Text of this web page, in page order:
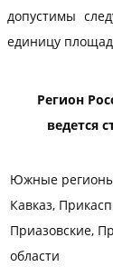
допустимы
единицу
Регион
ведется
Южные
Кавказ,
Приазовские,
области